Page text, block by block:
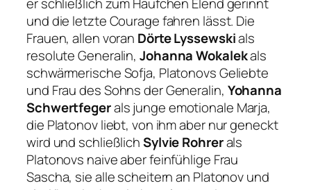
und die letzte Courage fahren lässt. Die
Frauen, allen voran Dörte Lyssewskials
resolute Generalin, Johanna Wokalekals
schwärmerische Sofja, Platonovs Geliebte
und Frau des Sohns der Generalin, Yohanna
Schwertfegerals junge emotionale Marja,
die Platonov liebt, von ihm aber nur geneckt
wird und schließlichSylvie Rohrerals
Platonovs naive aber feinfühlige Frau
Sascha, sie alle scheitern an Platonov und